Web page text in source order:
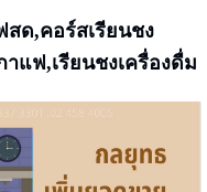
ด,คอร์สเรียนชง
แฟ,เรียนชงเครื่องดื่ม